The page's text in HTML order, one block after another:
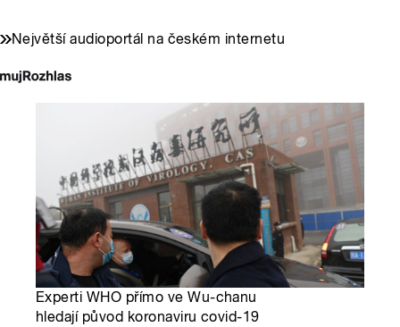
Největší audioportál na českém internetu
Experti WHO přímo ve Wu-chanu
hledají původ koronaviru covid-19